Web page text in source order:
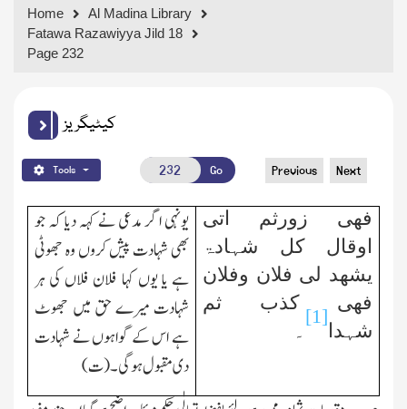
Home
Al Madina Library
Fatawa Razawiyya Jild 18
Page 232
کیٹیگریز
Tools Go Previous Next
فھی زورثم اتی
اوقال کل شہادۃ
یشھد لی فلان وفلان
فھی کذب ثم
شہدا
[1]
۔
یونہی اگر مدعی نے کہہ دیا کہ جو
بھی شہادت پیش کروں وہ جھوٹی
ہے یا یوں کہا فلان فلاں کی ہر
شہادت میرے حق میں جھوٹ
ہے اس کے گواہوں نے شہادت
دی مقبول ہوگی۔(ت)